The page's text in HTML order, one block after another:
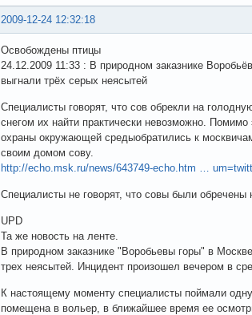
2009-12-24 12:32:18
Освобождены птицы
24.12.2009 11:33 : В природном заказнике
выгнали трёх серых неясытей
Специалисты говорят, что сов обрекли на
снегом их найти практически невозможно.
охраны окружающей средыобратились к
своим домом сову.
http://echo.msk.ru/news/643749-echo.htm …
Специалисты не говорят, что совы были обречены
UPD
Та же новость на ленте.
В природном заказнике "Воробьевы горы" в
трех неясытей. Инцидент произошел вечером в
К настоящему моменту специалисты поймали
помещена в вольер, в ближайшее время ее